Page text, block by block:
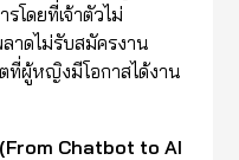
โดยที่เจ้าตัวไม่
าดไม่รับสมัครงาน
ที่ผู้หญิงมีโอกาสได้งาน
Chatbot to AI